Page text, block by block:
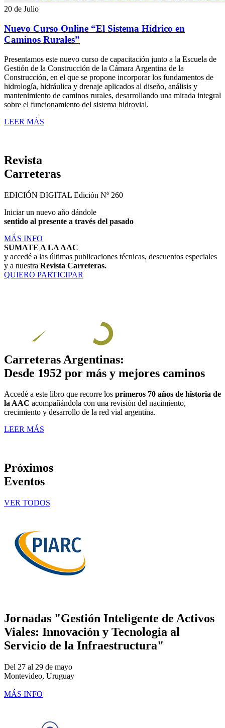
20 de Julio
Nuevo Curso Online “El Sistema Hídrico en
Caminos Rurales”
Presentamos este nuevo curso de capacitación junto a la Escuela de
Gestión de la Construcción de la Cámara Argentina de la
Construcción, en el que se propone incorporar los fundamentos de
hidrología, hidráulica y drenaje aplicados al diseño, análisis y
mantenimiento de caminos rurales, desarrollando una mirada integral
sobre el funcionamiento del sistema hidrovial.
LEER MÁS
Revista
Carreteras
EDICIÓN DIGITAL Edición Nº 260
Iniciar un nuevo año dándole
sentido al presente a través del pasado
MÁS INFO
SUMATE A LA AAC
y accedé a las últimas publicaciones técnicas, descuentos especiales
y a nuestra Revista Carreteras.
QUIERO PARTICIPAR
Carreteras Argentinas:
Desde 1952 por más y mejores caminos
Accedé a este libro que recorre los primeros 70 años de historia de
la AAC acompañándola con una revisión del nacimiento,
crecimiento y desarrollo de la red vial argentina.
LEER MÁS
Próximos
Eventos
VER TODOS
Jornadas "Gestión Inteligente de Activos
Viales: Innovación y Tecnologia al
Servicio de la Infraestructura"
Del 27 al 29 de mayo
Montevideo, Uruguay
MÁS INFO